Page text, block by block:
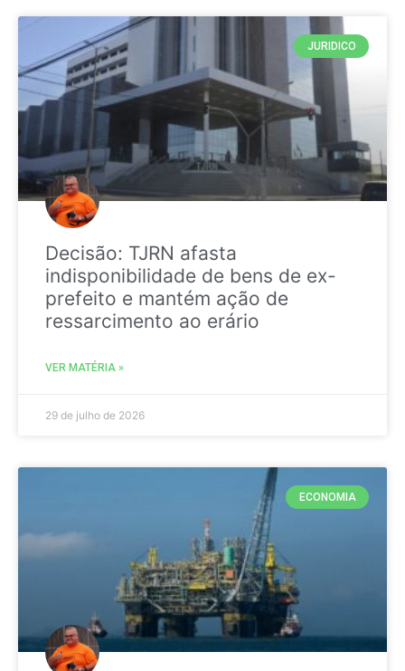
JURIDICO
Decisão: TJRN afasta
indisponibilidade de bens de ex-
prefeito e mantém ação de
ressarcimento ao erário
VER MATÉRIA »
29 de julho de 2026
ECONOMIA